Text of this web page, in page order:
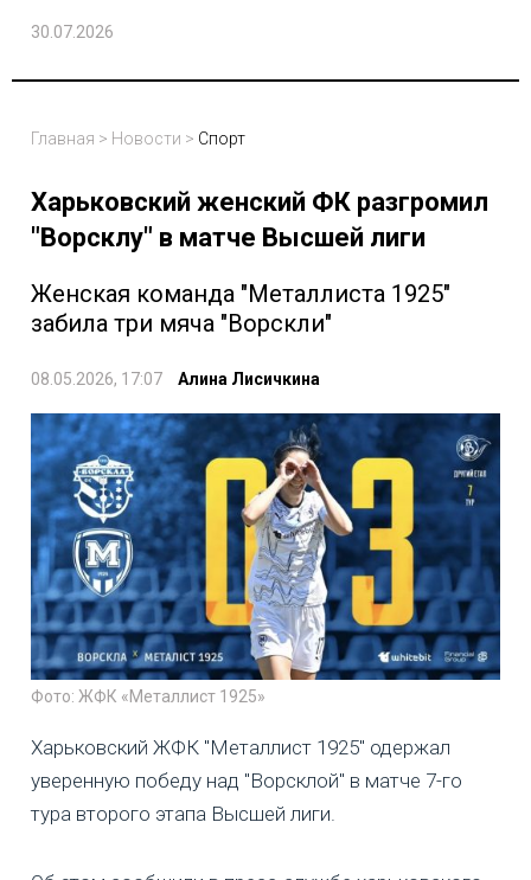
30.07.2026
Главная > Новости > Спорт
Харьковский женский ФК разгромил
"Ворсклу" в матче Высшей лиги
Женская команда "Металлиста 1925"
забила три мяча "Ворскли"
08.05.2026, 17:07 Алина Лисичкина
Фото: ЖФК «Металлист 1925»
Харьковский ЖФК "Металлист 1925" одержал
уверенную победу над "Ворсклой" в матче 7-го
тура второго этапа Высшей лиги.